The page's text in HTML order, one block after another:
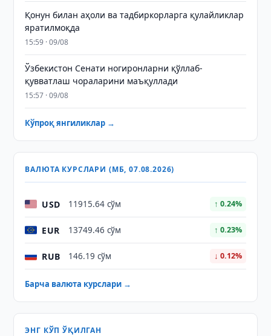
Қонун билан аҳоли ва тадбиркорларга қулайликлар
яратилмоқда
15:59 · 09/08
Ўзбекистон Сенати ногиронларни қўллаб-
қувватлаш чораларини маъқуллади
15:57 · 09/08
Кўпроқ янгиликлар →
ВАЛЮТА КУРСЛАРИ (МБ, 07.08.2026)
USD 11915.64 сўм ↑ 0.24%
EUR 13749.46 сўм ↑ 0.23%
RUB 146.19 сўм ↓ 0.12%
Барча валюта курслари →
ЭНГ КЎП ЎҚИЛГАН